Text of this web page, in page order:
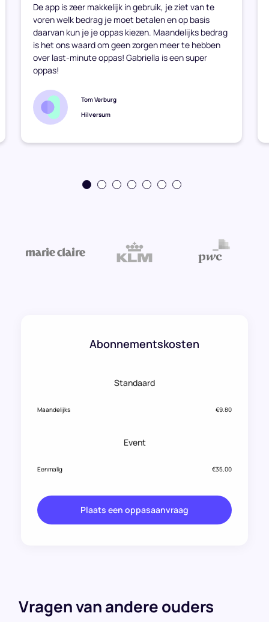
De app is zeer makkelijk in gebruik, je ziet van te
voren welk bedrag je moet betalen en op basis
daarvan kun je je oppas kiezen. Maandelijks bedrag
is het ons waard om geen zorgen meer te hebben
over last-minute oppas! Gabriella is een super
oppas!
Tom Verburg
Hilversum
Abonnementskosten
Standaard
Maandelijks €9.80
Event
Eenmalig €35,00
Plaats een oppasaanvraag
Vragen van andere ouders